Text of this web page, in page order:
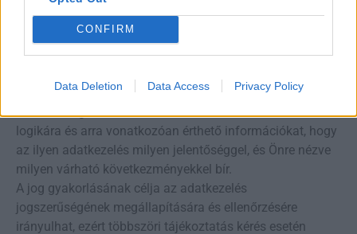
CONFIRM
Data Deletion Data Access Privacy Policy
benyújtásának joga;
o ha az adatokat nem Öntől gyűjtötték be, a forrásukra
vonatkozó minden elérhető információ;
alkalmazott ilyen eljárás), ideértve a profilalkotást is,
valamint legalább ezekben az esetekben az alkalmazott
logikára és arra vonatkozóan érthető információkat, hogy
az ilyen adatkezelés milyen jelentőséggel, és Önre nézve
milyen várható következményekkel bír.
A jog gyakorlásának célja az adatkezelés
jogszerűségének megállapítására és ellenőrzésére
irányulhat, ezért többszöri tájékoztatás kérés esetén